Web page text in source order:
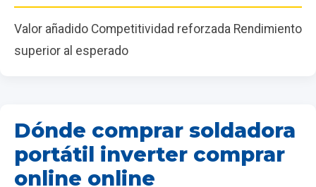
Valor añadido Competitividad reforzada Rendimiento
superior al esperado
Dónde comprar soldadora
portátil inverter comprar
online online